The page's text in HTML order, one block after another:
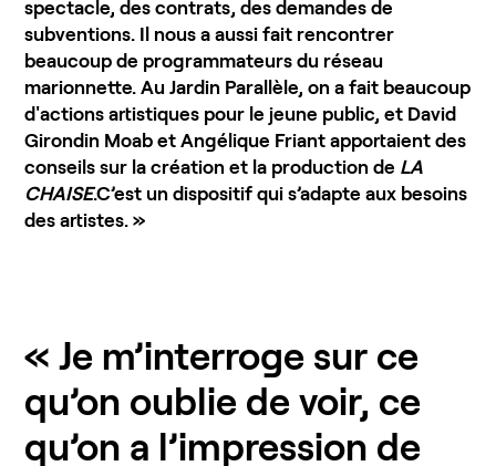
spectacle, des contrats, des demandes de
subventions. Il nous a aussi fait rencontrer
beaucoup de programmateurs du réseau
marionnette. Au Jardin Parallèle, on a fait beaucoup
d'actions artistiques pour le jeune public, et David
Girondin Moab et Angélique Friant apportaient des
conseils sur la création et la production de LA
CHAISE.C’est un dispositif qui s’adapte aux besoins
des artistes. »
« Je m’interroge sur ce
qu’on oublie de voir, ce
qu’on a l’impression de